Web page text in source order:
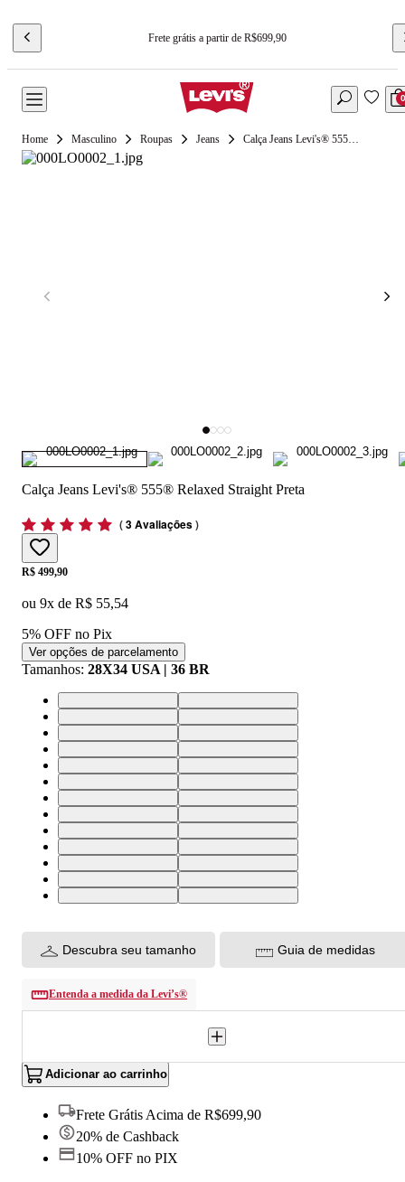
Frete grátis a partir de R$699,90
0
Masculino Roupas Jeans Calça Jeans Levi's® 555® Relaxed Straight Preta
Calça Jeans Levi's® 555® Relaxed Straight Preta
(3 Avaliações)
Price:
R$ 499,90
ou 9x de R$ 55,54
5% OFF no Pix
Ver opções de parcelamento
Tamanhos: 28X34 USA | 36 BR
28X34 USA | 36 BR30X34 USA | 38 BR
32X34 USA | 40 BR33X34 USA | 42 BR
34X32 USA | 44 BR36X34 USA | 46 BR
38X34 USA | 48 BR40X34 USA | 50 BR
42X34 USA | 52 BR44X34 USA | 54 BR
28X32 USA | 36 BR29X32 USA | 37 BR
30X32 USA | 38 BR31X32 USA | 39 BR
32X32 USA | 40 BR33X32 USA | 42 BR
36X32 USA | 46 BR38X32 USA | 48 BR
40X32 USA | 50 BR32X30 USA | 40 BR
34X30 USA | 44 BR38X30 USA | 48 BR
40X30 USA | 50 BR30X30 USA | 38 BR
33X30 USA | 42 BR36X30 USA | 46 BR
Descubra seu tamanho Guia de medidas
Entenda a medida da Levi’s®
Adicionar ao carrinho
Frete Grátis Acima de R$699,90
20% de Cashback
10% OFF no PIX